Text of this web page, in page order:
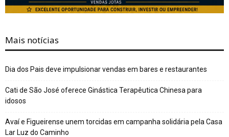
Mais notícias
Dia dos Pais deve impulsionar vendas em bares e restaurantes
Cati de São José oferece Ginástica Terapêutica Chinesa para
idosos
Avaí e Figueirense unem torcidas em campanha solidária pela Casa
Lar Luz do Caminho